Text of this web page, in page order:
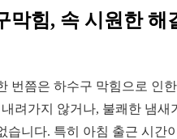
막힘, 속 시원한 해
번쯤은 하수구 막힘으로 인
려가지 않거나, 불쾌한 냄새
습니다. 특히 아침 출근 시간